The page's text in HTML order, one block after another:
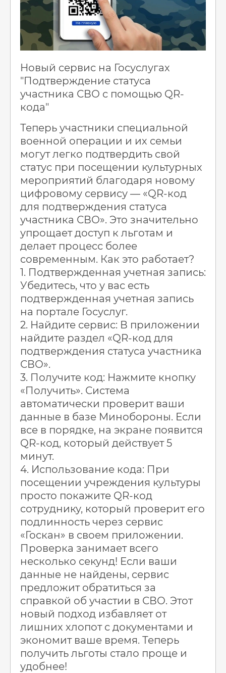
Новый сервис на Госуслугах
"Подтверждение статуса
участника СВО с помощью QR-
кода"
Теперь участники специальной
военной операции и их семьи
могут легко подтвердить свой
статус при посещении культурных
мероприятий благодаря новому
цифровому сервису — «QR-код
для подтверждения статуса
участника СВО». Это значительно
упрощает доступ к льготам и
делает процесс более
современным. Как это работает?
1. Подтвержденная учетная запись:
Убедитесь, что у вас есть
подтвержденная учетная запись
на портале Госуслуг.
2. Найдите сервис: В приложении
найдите раздел «QR-код для
подтверждения статуса участника
СВО».
3. Получите код: Нажмите кнопку
«Получить». Система
автоматически проверит ваши
данные в базе Минобороны. Если
все в порядке, на экране появится
QR-код, который действует 5
минут.
4. Использование кода: При
посещении учреждения культуры
просто покажите QR-код
сотруднику, который проверит его
подлинность через сервис
«Госкан» в своем приложении.
Проверка занимает всего
несколько секунд! Если ваши
данные не найдены, сервис
предложит обратиться за
справкой об участии в СВО. Этот
новый подход избавляет от
лишних хлопот с документами и
экономит ваше время. Теперь
получить льготы стало проще и
удобнее!